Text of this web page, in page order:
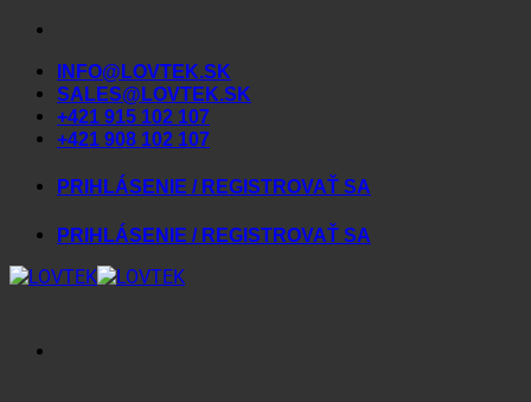
Skip
contentINFO@LOVTEK.SK
SALES@LOVTEK.SK
+421 915 102 107
+421 908 102 107
PRIHLÁSENIE / REGISTROVAŤ SA
PRIHLÁSENIE / REGISTROVAŤ SA